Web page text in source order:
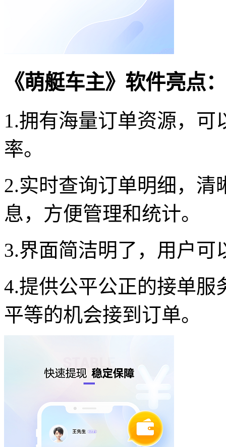
《萌艇车主》软件亮点：
1.拥有海量订单资源，
率。
2.实时查询订单明细，清
息，方便管理和统计。
3.界面简洁明了，用户可
4.提供公平公正的接单服
平等的机会接到订单。